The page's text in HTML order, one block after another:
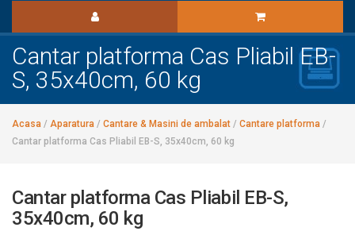
Cantar platforma Cas Pliabil EB-
S, 35x40cm, 60 kg
Acasa / Aparatura / Cantare & Masini de ambalat / Cantare platforma /
Cantar platforma Cas Pliabil EB-S, 35x40cm, 60 kg
Cantar platforma Cas Pliabil EB-S,
35x40cm, 60 kg